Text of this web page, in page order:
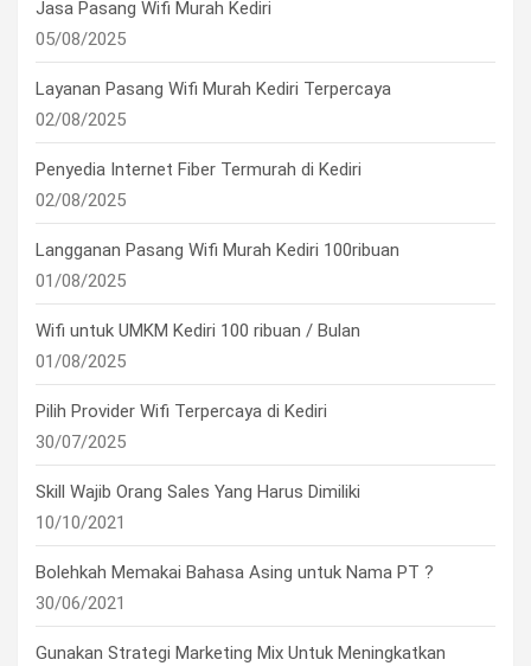
Jasa Pasang Wifi Murah Kediri
05/08/2025
Layanan Pasang Wifi Murah Kediri Terpercaya
02/08/2025
Penyedia Internet Fiber Termurah di Kediri
02/08/2025
Langganan Pasang Wifi Murah Kediri 100ribuan
01/08/2025
Wifi untuk UMKM Kediri 100 ribuan / Bulan
01/08/2025
Pilih Provider Wifi Terpercaya di Kediri
30/07/2025
Skill Wajib Orang Sales Yang Harus Dimiliki
10/10/2021
Bolehkah Memakai Bahasa Asing untuk Nama PT ?
30/06/2021
Gunakan Strategi Marketing Mix Untuk Meningkatkan